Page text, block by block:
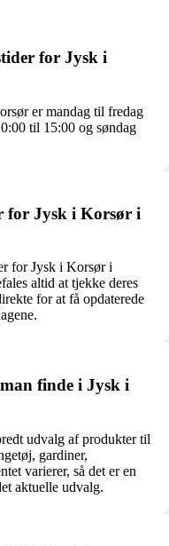
for Jysk i
er mandag til fredag
til 15:00 og søndag
for Jysk i Korsør i
for Jysk i Korsør i
altid at tjekke deres
for at få opdaterede
finde i Jysk i
udvalg af produkter til
gardiner,
varierer, så det er en
aktuelle udvalg.